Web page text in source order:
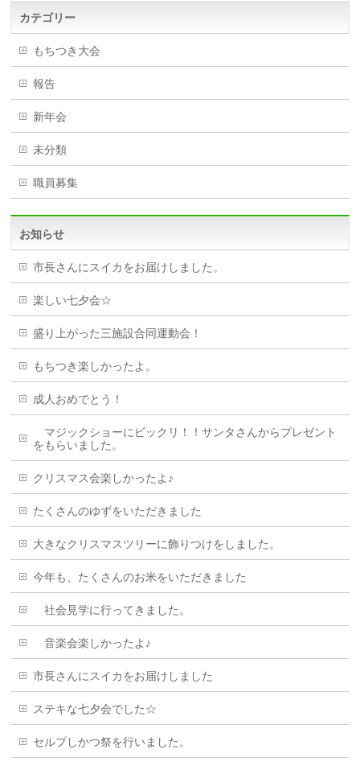
カテゴリー
もちつき大会
報告
新年会
未分類
職員募集
お知らせ
市長さんにスイカをお届けしました。
楽しい七夕会☆
盛り上がった三施設合同運動会！
もちつき楽しかったよ。
成人おめでとう！
マジックショーにビックリ！！サンタさんからプレゼント
をもらいました。
クリスマス会楽しかったよ♪
たくさんのゆずをいただきました
大きなクリスマスツリーに飾りつけをしました。
今年も、たくさんのお米をいただきました
社会見学に行ってきました。
音楽会楽しかったよ♪
市長さんにスイカをお届けしました
ステキな七夕会でした☆
セルプしかつ祭を行いました。